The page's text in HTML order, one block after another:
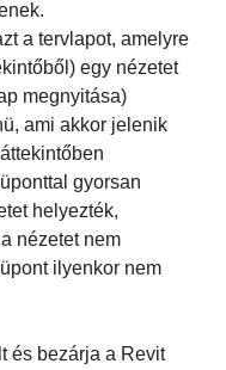
a tervlapot, amelyre
egy nézetet
megnyitása)
ami akkor jelenik
gyorsan
helyezték,
nézetet nem
ilyenkor nem
és bezárja a Revit